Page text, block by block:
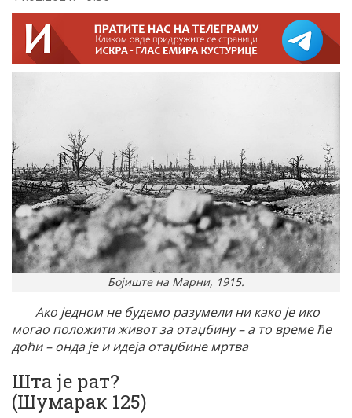
Бојиште на Марни, 1915.
Ако једном не будемо разумели ни како је ико
могао положити живот за отаџбину – а то време ће
доћи – онда је и идеја отаџбине мртва
Шта је рат?
(Шумарак 125)